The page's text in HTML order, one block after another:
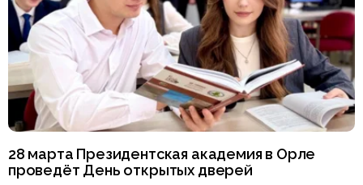
28 марта Президентская академия в Орле
проведёт День открытых дверей